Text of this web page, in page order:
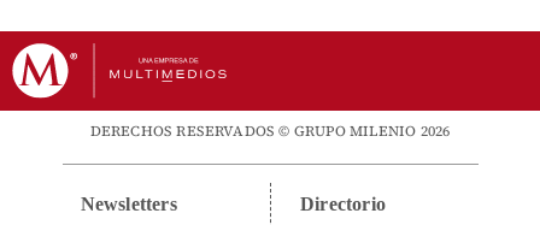
DERECHOS RESERVADOS © GRUPO MILENIO 2026
Newsletters Directorio